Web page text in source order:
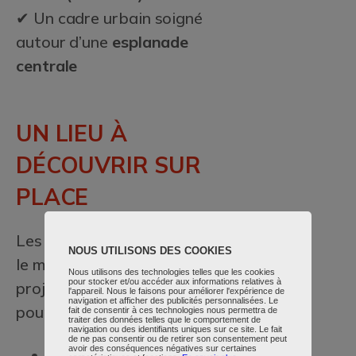
✔ Un cadre urbain soigné
autour d’une esplanade
centrale
UN LIEU À
DÉCOUVRIR SUR
PLACE
Les portes ouvertes sont
le meilleur moyen de se
projeter Sur place, vous
pourrez :
NOUS UTILISONS DES COOKIES
Nous utilisons des technologies telles que les cookies
pour stocker et/ou accéder aux informations relatives à
l'appareil. Nous le faisons pour améliorer l'expérience de
navigation et afficher des publicités personnalisées. Le
fait de consentir à ces technologies nous permettra de
traiter des données telles que le comportement de
navigation ou des identifiants uniques sur ce site. Le fait
de ne pas consentir ou de retirer son consentement peut
avoir des conséquences négatives sur certaines